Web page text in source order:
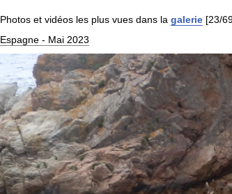
Photos et vidéos les plus vues dans la galerie [23/
Espagne - Mai 2023